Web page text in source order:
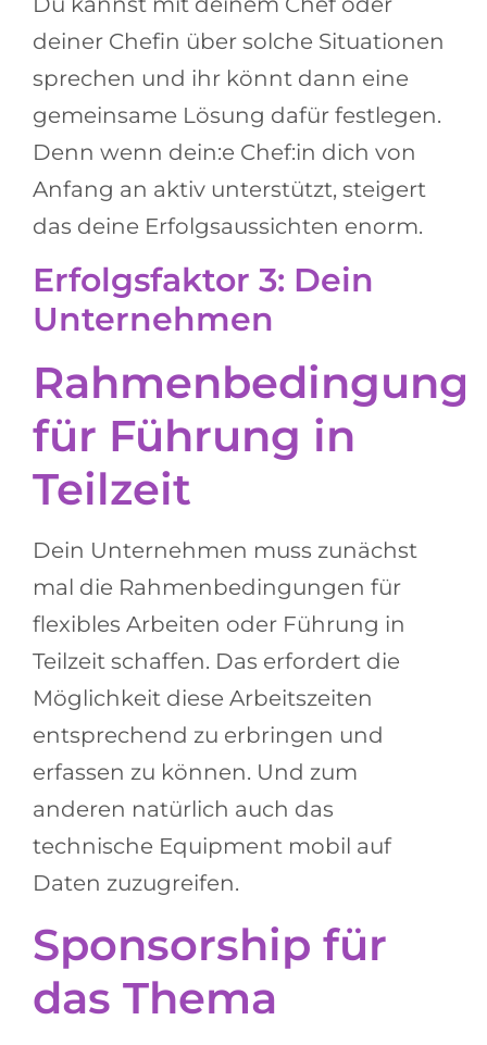
deiner Chefin über solche Situationen
sprechen und ihr könnt dann eine
gemeinsame Lösung dafür festlegen.
Denn wenn dein:e Chef:in dich von
Anfang an aktiv unterstützt, steigert
das deine Erfolgsaussichten enorm.
Erfolgsfaktor 3: Dein
Unternehmen
für Führung in
Teilzeit
Dein Unternehmen muss zunächst
mal die Rahmenbedingungen für
flexibles Arbeiten oder Führung in
Teilzeit schaffen. Das erfordert die
Möglichkeit diese Arbeitszeiten
entsprechend zu erbringen und
erfassen zu können. Und zum
anderen natürlich auch das
technische Equipment mobil auf
Daten zuzugreifen.
Sponsorship für
das Thema